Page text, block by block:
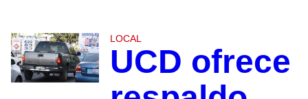
LOCAL
UCD ofrece